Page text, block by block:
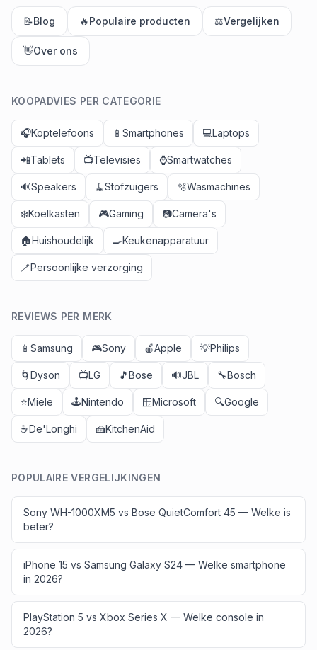
📝Blog 🔥Populaire producten ⚖️Vergelijken
👋Over ons
KOOPADVIES PER CATEGORIE
🎧Koptelefoons 📱 Smartphones 💻Laptops
📲Tablets 📺Televisies ⌚Smartwatches
🔊Speakers 🧹Stofzuigers 🫧Wasmachines
❄️Koelkasten 🎮Gaming 📷Camera's
🏠Huishoudelijk 🍳Keukenapparatuur
🪥Persoonlijke verzorging
REVIEWS PER MERK
📱 Samsung 🎮Sony 🍎Apple 💡Philips
🌀Dyson 📺LG 🎵Bose 🔊JBL 🔧Bosch
⭐Miele 🕹️Nintendo 🪟Microsoft 🔍Google
☕De'Longhi 🍰KitchenAid
POPULAIRE VERGELIJKINGEN
Sony WH-1000XM5 vs Bose QuietComfort 45 — Welke is
beter?
iPhone 15 vs Samsung Galaxy S24 — Welke smartphone
in 2026?
PlayStation 5 vs Xbox Series X — Welke console in
2026?